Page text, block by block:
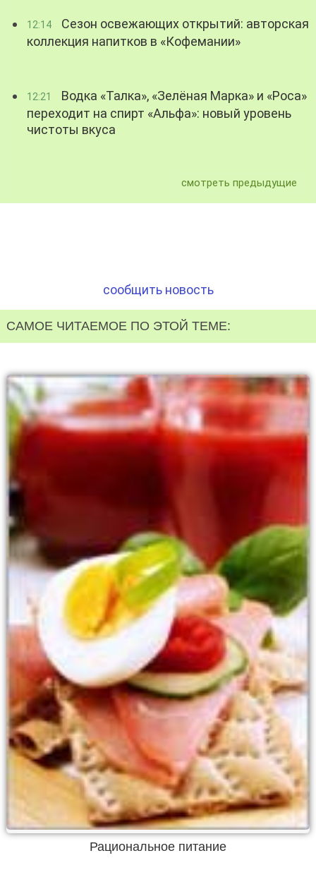
12:14
Сезон освежающих открытий: авторская
коллекция напитков в «Кофемании»
12:21
Водка «Талка», «Зелёная Марка» и «Роса»
переходит на спирт «Альфа»: новый уровень
чистоты вкуса
смотреть предыдущие
сообщить новость
САМОЕ ЧИТАЕМОЕ ПО ЭТОЙ ТЕМЕ:
Рациональное питание